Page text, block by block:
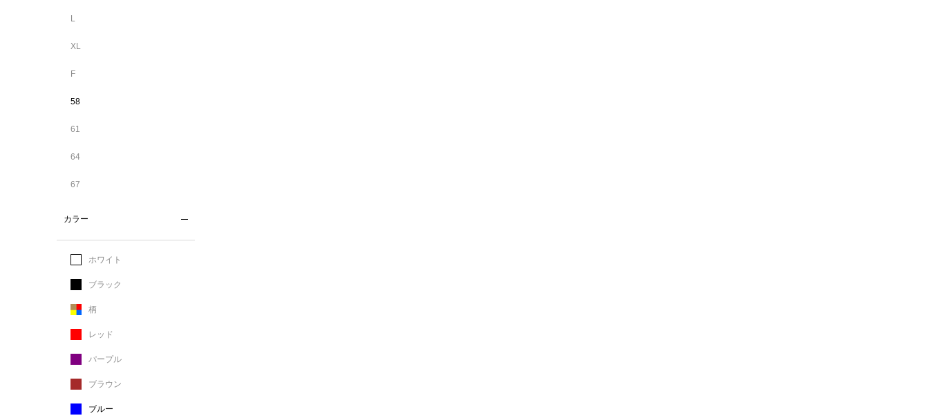
L
XL
F
58
61
64
67
カラー
ホワイト
ブラック
柄
レッド
パープル
ブラウン
ブルー